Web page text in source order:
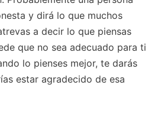
y dirá lo que muchos
a decir lo que piensas
que no sea adecuado para ti
lo pienses mejor, te darás
estar agradecido de esa